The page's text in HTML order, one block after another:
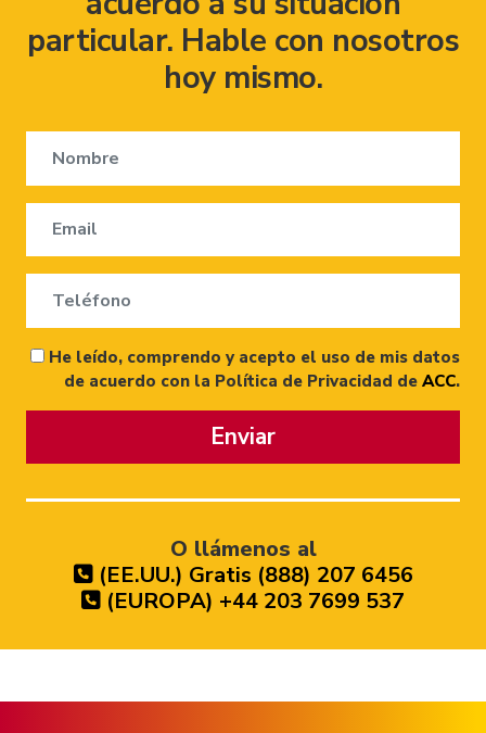
particular. Hable con nosotros
hoy mismo.
He leído, comprendo y acepto el uso de mis datos
de acuerdo con la Política de Privacidad de ACC.
Enviar
O llámenos al
(EE.UU.) Gratis (888) 207 6456
(EUROPA) +44 203 7699 537